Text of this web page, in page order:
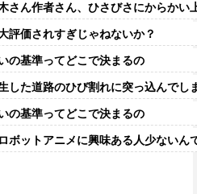
作者さん、ひさびさにからかい上手の高木
評価されすぎじゃねないか？
の基準ってどこで決まるの
した道路のひび割れに突っ込んでし
の基準ってどこで決まるの
ボットアニメに興味ある人少ないん